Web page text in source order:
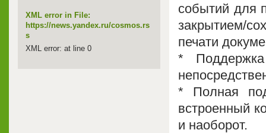
событий для
закрытием/
печати
*
* Полная
встроенный
и наоборот.
XML error in File:
https://news.yandex.ru/cosmos.rs
s
XML error: at line 0